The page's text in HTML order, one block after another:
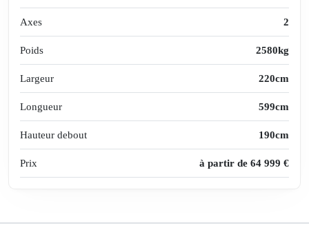
Axes 2
Poids 2580kg
Largeur 220cm
Longueur 599cm
Hauteur debout 190cm
Prix à partir de 64 999 €